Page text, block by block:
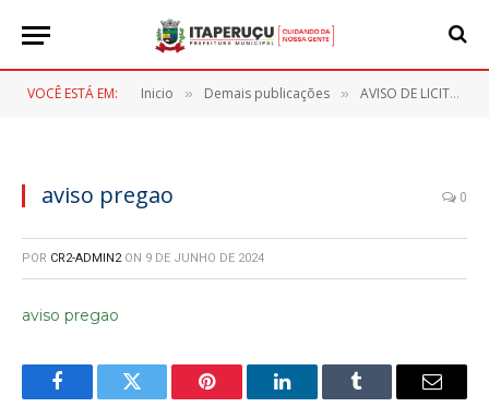
VOCÊ ESTÁ EM: Inicio » Demais publicações » AVISO DE LICITAÇÃO – REPUBLICAÇÃO – PREGÃO ELETRONICO Nº 064/2024
aviso pregao 0
POR CR2-ADMIN2 ON 9 DE JUNHO DE 2024
aviso pregao
FacebookTwitter Pinterest LinkedInTumblr
E-